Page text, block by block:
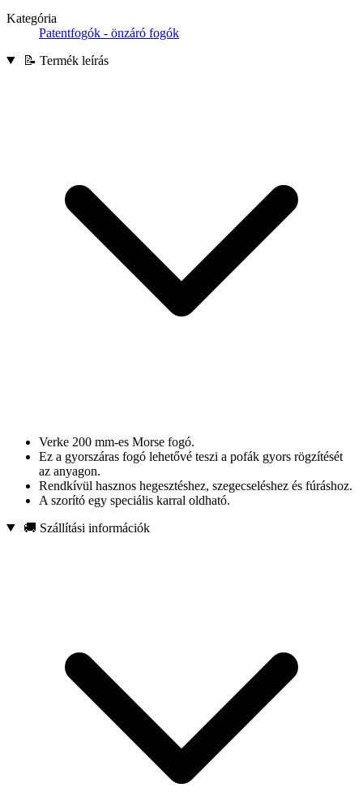
Kategória
Patentfogók - önzáró fogók
📝 Termék leírás
Verke 200 mm-es Morse fogó.
Ez a gyorszáras fogó lehetővé teszi a pofák gyors rögzítését
az anyagon.
Rendkívül hasznos hegesztéshez, szegecseléshez és fúráshoz.
A szorító egy speciális karral oldható.
🚚 Szállítási információk